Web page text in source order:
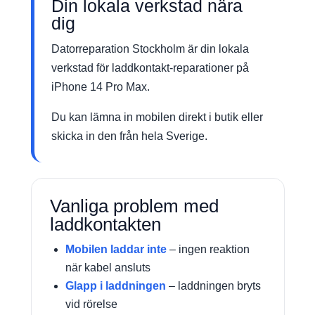
Din lokala verkstad nära
dig
Datorreparation Stockholm är din lokala
verkstad för laddkontakt-reparationer på
iPhone 14 Pro Max.
Du kan lämna in mobilen direkt i butik eller
skicka in den från hela Sverige.
Vanliga problem med
laddkontakten
Mobilen laddar inte – ingen reaktion
när kabel ansluts
Glapp i laddningen – laddningen bryts
vid rörelse